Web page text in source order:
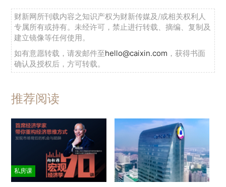
财新网所刊载内容之知识产权为财新传媒及/或相关权利人
专属所有或持有。未经许可，禁止进行转载、摘编、复制及
建立镜像等任何使用。
如有意愿转载，请发邮件至hello@caixin.com ，获得书面
确认及授权后，方可转载。
推荐阅读
私房课